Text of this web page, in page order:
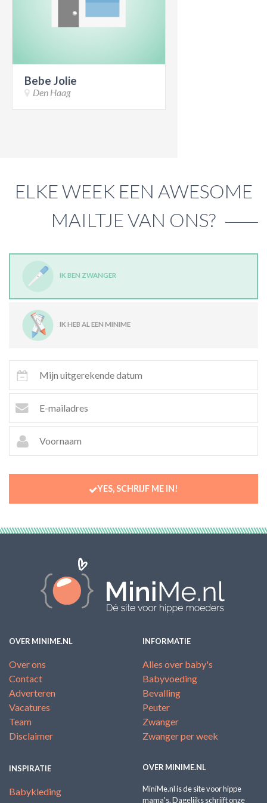
ACTIES & KORTING
Bebe Jolie
Den Haag
ELKE WEEK EEN AWESOME
MAILTJE VAN ONS?
IK BEN ZWANGER
IK HEB AL EEN MINIME
YES, SCHRIJF ME IN!
OVER MINIME.NL
Over ons
Contact
Adverteren
Vacatures
Team
Disclaimer
INFORMATIE
Alles over baby's
Babyvoeding
Bevalling
Peuter
Zwanger
Zwanger per week
INSPIRATIE
Babykleding
OVER MINIME.NL
MiniMe.nl is de site voor hippe
mama's. Dagelijks schrijft onze